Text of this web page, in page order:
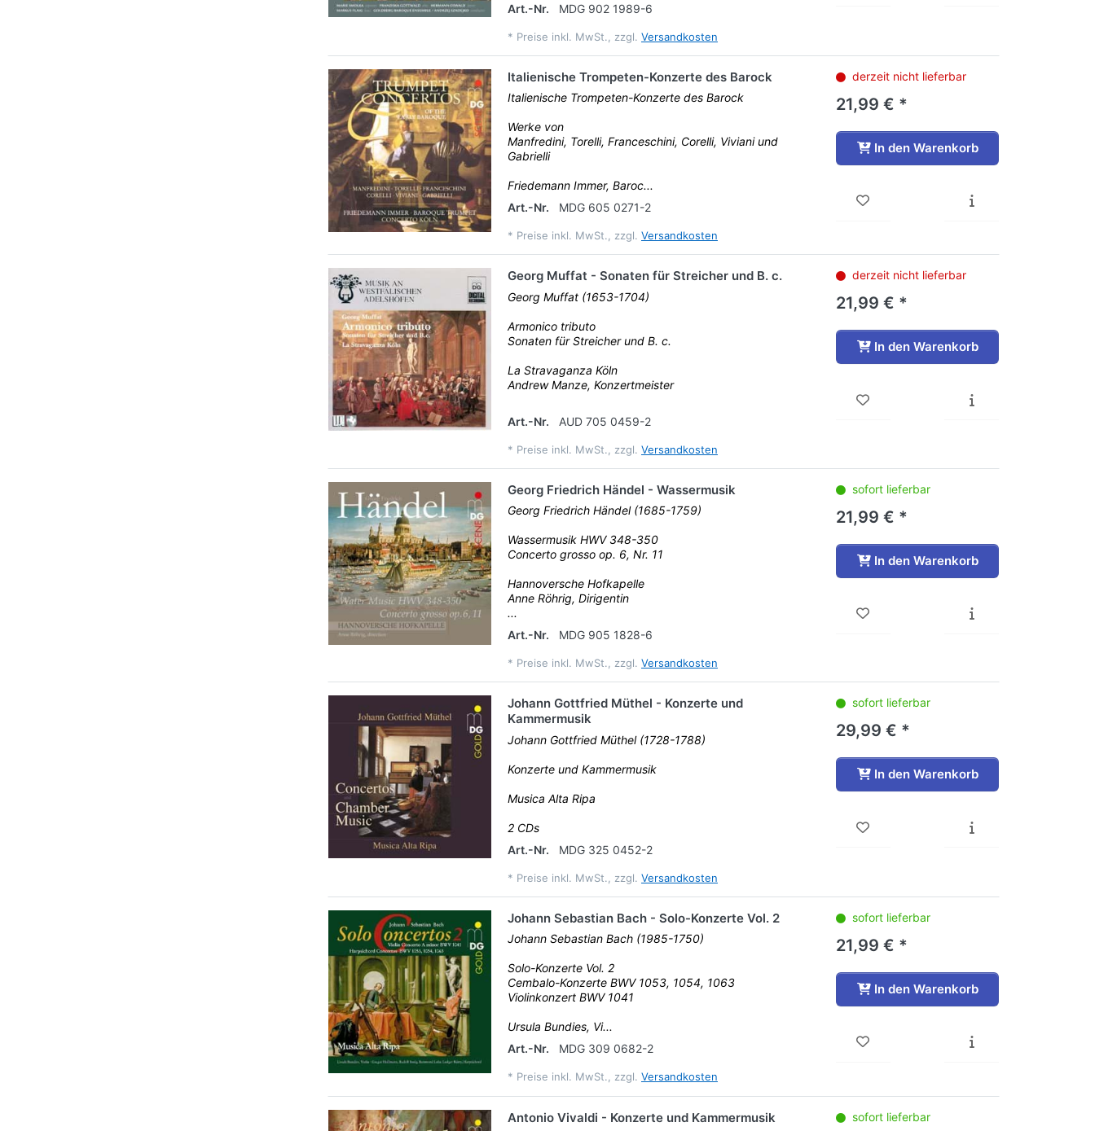
Art.-Nr.
MDG 902 1989-6
* Preise inkl. MwSt., zzgl. Versandkosten
Italienische Trompeten-Konzerte des Barock
Italienische Trompeten-Konzerte des Barock
Werke von
Manfredini, Torelli, Franceschini, Corelli, Viviani und
Gabrielli
Friedemann Immer, Baroc...
Art.-Nr.
MDG 605 0271-2
* Preise inkl. MwSt., zzgl. Versandkosten
derzeit nicht lieferbar
21,99 € *
In den Warenkorb
Georg Muffat - Sonaten für Streicher und B. c.
Georg Muffat (1653-1704)
Armonico tributo
Sonaten für Streicher und B. c.
La Stravaganza Köln
Andrew Manze, Konzertmeister
Art.-Nr. AUD 705 0459-2
* Preise inkl. MwSt., zzgl. Versandkosten
derzeit nicht lieferbar
21,99 € *
In den Warenkorb
Georg Friedrich Händel - Wassermusik
Georg Friedrich Händel (1685-1759)
Wassermusik HWV 348-350
Concerto grosso op. 6, Nr. 11
Hannoversche Hofkapelle
Anne Röhrig, Dirigentin
...
Art.-Nr.
MDG 905 1828-6
* Preise inkl. MwSt., zzgl. Versandkosten
sofort lieferbar
21,99 € *
In den Warenkorb
Johann Gottfried Müthel - Konzerte und
Kammermusik
Johann Gottfried Müthel (1728-1788)
Konzerte und Kammermusik
Musica Alta Ripa
2 CDs
Art.-Nr.
MDG 325 0452-2
* Preise inkl. MwSt., zzgl. Versandkosten
sofort lieferbar
29,99 € *
In den Warenkorb
Johann Sebastian Bach - Solo-Konzerte Vol. 2
Johann Sebastian Bach (1985-1750)
Solo-Konzerte Vol. 2
Cembalo-Konzerte BWV 1053, 1054, 1063
Violinkonzert BWV 1041
Ursula Bundies, Vi...
Art.-Nr.
MDG 309 0682-2
* Preise inkl. MwSt., zzgl. Versandkosten
sofort lieferbar
21,99 € *
In den Warenkorb
Antonio Vivaldi - Konzerte und Kammermusik sofort lieferbar